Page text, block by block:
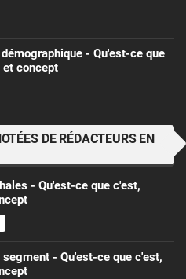
- Qu'est-ce que
concept
DE RÉDACTEURS EN
- Qu'est-ce que c'est,
- Qu'est-ce que c'est,